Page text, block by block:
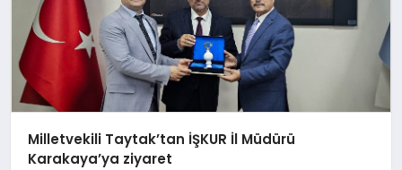
Milletvekili Taytak’tan İŞKUR İl Müdürü
Karakaya’ya ziyaret